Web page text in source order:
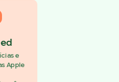
e
Apple